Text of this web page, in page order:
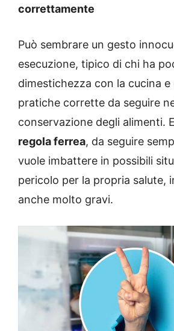
correttamente
Può sembrare un gesto
esecuzione, tipico di chi ha
dimestichezza con la cucina
pratiche corrette da seguire
conservazione degli alimenti.
regola ferrea, da seguire
vuole imbattere in possibili
pericolo per la propria salute,
anche molto gravi.